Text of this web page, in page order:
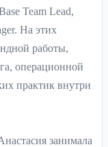
Team Lead,
На этих
работы,
операционной
практик внутри
занимала